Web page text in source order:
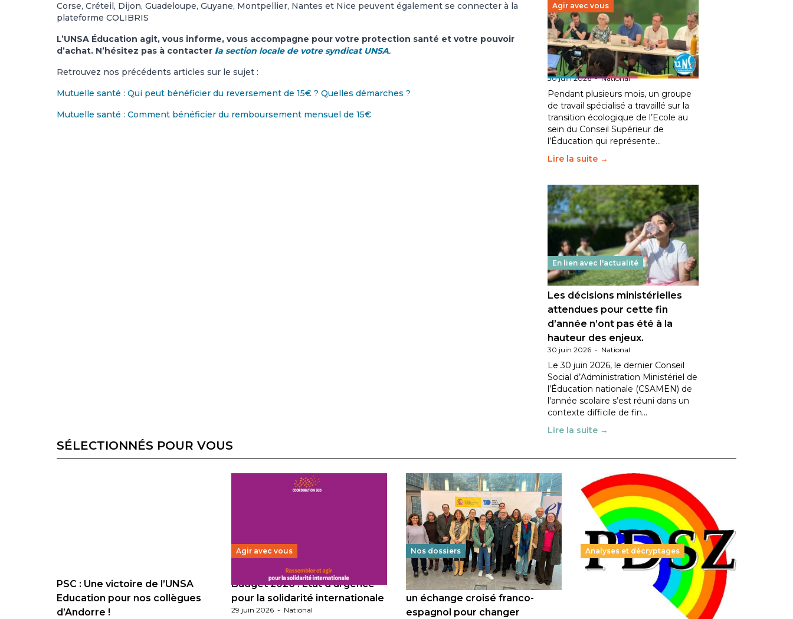
Corse, Créteil, Dijon, Guadeloupe, Guyane, Montpellier, Nantes et Nice peuvent également se connecter à la
plateforme COLIBRIS
L’UNSA Éducation agit, vous informe, vous accompagne pour votre protection santé et votre pouvoir
d’achat. N’hésitez pas à contacter la section locale de votre syndicat UNSA.
Retrouvez nos précédents articles sur le sujet :
Mutuelle santé : Qui peut bénéficier du reversement de 15€ ? Quelles démarches ?
Mutuelle santé : Comment bénéficier du remboursement mensuel de 15€
Agir avec vous
Transition écologique de
l’éducation : l’UNSA Éducation
fait bouger les lignes
30 juin 2026-National
Pendant plusieurs mois, un groupe
de travail spécialisé a travaillé sur la
transition écologique de l’Ecole au
sein du Conseil Supérieur de
l’Éducation qui représente…
Lire la suite →
En lien avec l'actualité
Les décisions ministérielles
attendues pour cette fin
d’année n’ont pas été à la
hauteur des enjeux.
30 juin 2026 - National
Le 30 juin 2026, le dernier Conseil
Social d’Administration Ministériel de
l’Éducation nationale (CSAMEN) de
l'année scolaire s’est réuni dans un
contexte difficile de fin…
Lire la suite →
SÉLECTIONNÉS POUR VOUS
PSC : Une victoire de l’UNSA
Education pour nos collègues
d’Andorre !
Agir avec vous
Budget 2026 : État d’urgence
pour la solidarité internationale
29 juin 2026 - National
Nos dossiers
Éducation au vivre-ensemble :
un échange croisé franco-
espagnol pour changer
Analyses et décryptages
Hongrie : du changement pour
les politiques éducatives, aussi !